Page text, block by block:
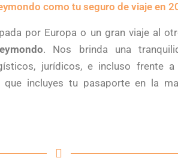
como tu seguro de viaje en
por Europa o un gran viaje al
. Nos brinda una
jurídicos, e incluso frente
incluyes tu pasaporte en la